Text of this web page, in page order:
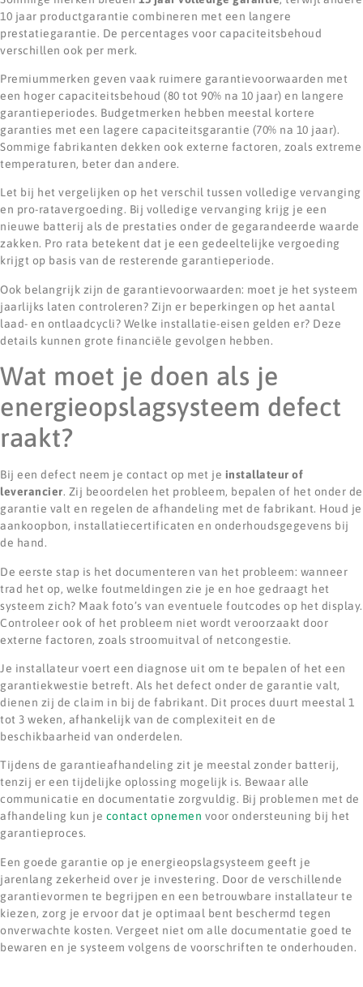
10 jaar productgarantie combineren met een langere
prestatiegarantie. De percentages voor capaciteitsbehoud
verschillen ook per merk.
Premiummerken geven vaak ruimere garantievoorwaarden met
een hoger capaciteitsbehoud (80 tot 90% na 10 jaar) en langere
garantieperiodes. Budgetmerken hebben meestal kortere
garanties met een lagere capaciteitsgarantie (70% na 10 jaar).
Sommige fabrikanten dekken ook externe factoren, zoals extreme
temperaturen, beter dan andere.
Let bij het vergelijken op het verschil tussen volledige vervanging
en pro-ratavergoeding. Bij volledige vervanging krijg je een
nieuwe batterij als de prestaties onder de gegarandeerde waarde
zakken. Pro rata betekent dat je een gedeeltelijke vergoeding
krijgt op basis van de resterende garantieperiode.
Ook belangrijk zijn de garantievoorwaarden: moet je het systeem
jaarlijks laten controleren? Zijn er beperkingen op het aantal
laad- en ontlaadcycli? Welke installatie-eisen gelden er? Deze
details kunnen grote financiële gevolgen hebben.
Wat moet je doen als je
energieopslagsysteem defect
raakt?
Bij een defect neem je contact op met je installateur of
leverancier. Zij beoordelen het probleem, bepalen of het onder de
garantie valt en regelen de afhandeling met de fabrikant. Houd je
aankoopbon, installatiecertificaten en onderhoudsgegevens bij
de hand.
De eerste stap is het documenteren van het probleem: wanneer
trad het op, welke foutmeldingen zie je en hoe gedraagt het
systeem zich? Maak foto’s van eventuele foutcodes op het display.
Controleer ook of het probleem niet wordt veroorzaakt door
externe factoren, zoals stroomuitval of netcongestie.
Je installateur voert een diagnose uit om te bepalen of het een
garantiekwestie betreft. Als het defect onder de garantie valt,
dienen zij de claim in bij de fabrikant. Dit proces duurt meestal 1
tot 3 weken, afhankelijk van de complexiteit en de
beschikbaarheid van onderdelen.
Tijdens de garantieafhandeling zit je meestal zonder batterij,
tenzij er een tijdelijke oplossing mogelijk is. Bewaar alle
communicatie en documentatie zorgvuldig. Bij problemen met de
afhandeling kun je contact opnemen voor ondersteuning bij het
garantieproces.
Een goede garantie op je energieopslagsysteem geeft je
jarenlang zekerheid over je investering. Door de verschillende
garantievormen te begrijpen en een betrouwbare installateur te
kiezen, zorg je ervoor dat je optimaal bent beschermd tegen
onverwachte kosten. Vergeet niet om alle documentatie goed te
bewaren en je systeem volgens de voorschriften te onderhouden.